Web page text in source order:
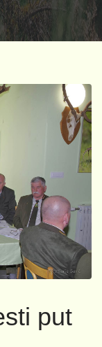
put